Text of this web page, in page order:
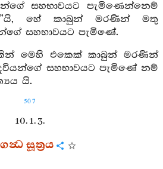
සහභාවයට පැමිණෙන්නෙම්
හේ කාබුන් මරණින් මතු
සහභාවයට පැමිණේ.
මෙහි එකෙක් කාබුන් මරණින්
සහභාවයට පැමිණේ නම්
යි.
507
10. 1. 3.
සූත්‍රය